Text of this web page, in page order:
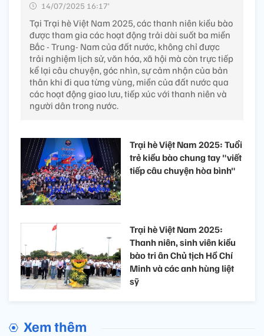
14/07/2025 16:17’
Tại Trại hè Việt Nam 2025, các thanh niên kiều bào
được tham gia các hoạt động trải dài suốt ba miền
Bắc - Trung- Nam của đất nước, không chỉ được
trải nghiệm lịch sử, văn hóa, xã hội mà còn trực tiếp
kể lại câu chuyện, góc nhìn, sự cảm nhận của bản
thân khi đi qua từng vùng, miền của đất nước qua
các hoạt động giao lưu, tiếp xúc với thanh niên và
người dân trong nước.
Trại hè Việt Nam 2025: Tuổi
trẻ kiều bào chung tay "viết
tiếp câu chuyện hòa bình"
Trại hè Việt Nam 2025:
Thanh niên, sinh viên kiều
bào tri ân Chủ tịch Hồ Chí
Minh và các anh hùng liệt
sỹ
Xem thêm